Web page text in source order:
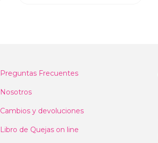
Preguntas Frecuentes
Nosotros
Cambios y devoluciones
Libro de Quejas on line